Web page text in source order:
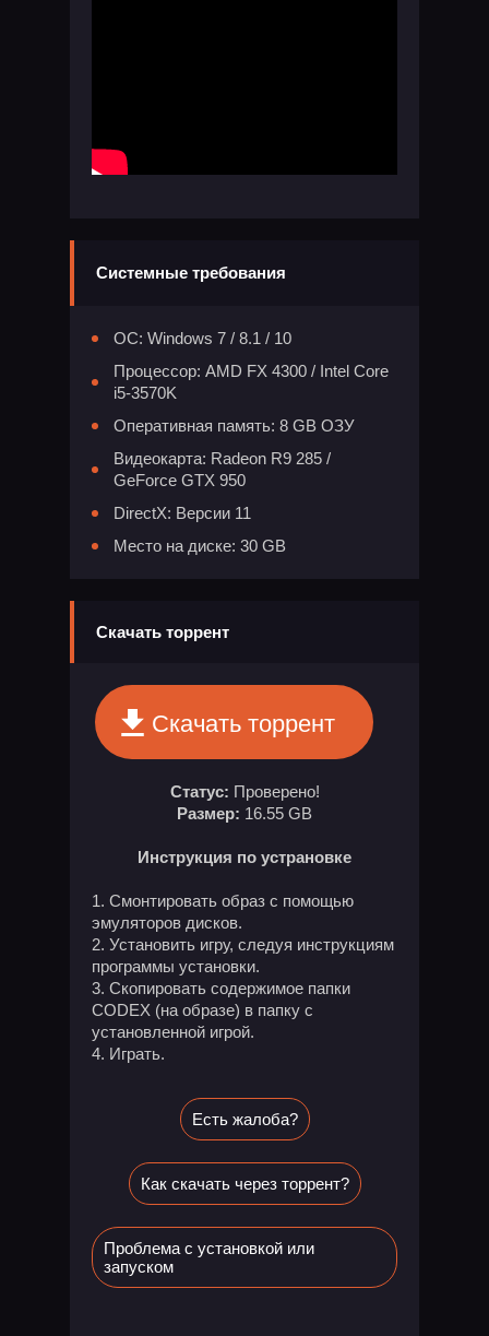
Системные требования
ОС: Windows 7 / 8.1 / 10
Процессор: AMD FX 4300 / Intel Core
i5-3570K
Оперативная память: 8 GB ОЗУ
Видеокарта: Radeon R9 285 /
GeForce GTX 950
DirectX: Версии 11
Место на диске: 30 GB
Скачать торрент
Скачать торрент
Статус: Проверено!
Размер: 16.55 GB
Инструкция по устрановке
Смонтировать образ с помощью
эмуляторов дисков.
Установить игру, следуя инструкциям
программы установки.
Скопировать содержимое папки
CODEX (на образе) в папку с
установленной игрой.
Играть.
Есть жалоба?
Как скачать через торрент?
Проблема с установкой или
запуском